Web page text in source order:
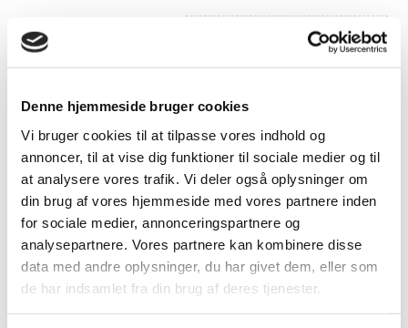
Denne hjemmeside bruger cookies
Vi bruger cookies til at tilpasse vores indhold og
annoncer, til at vise dig funktioner til sociale medier og til
at analysere vores trafik. Vi deler også oplysninger om
din brug af vores hjemmeside med vores partnere inden
for sociale medier, annonceringspartnere og
analysepartnere. Vores partnere kan kombinere disse
data med andre oplysninger, du har givet dem, eller som
de har indsamlet fra din brug af deres tjenester.
Ikke på lager
SKU:STRESS.RUBY.ST.M.EL
Farve:Sort
Relaterede produkter